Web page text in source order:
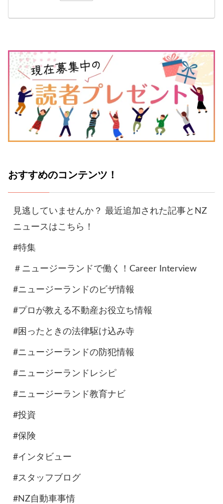
おすすめのコンテンツ！
見逃していませんか？ 最近追加された記事とNZ
ニュースはこちら！
#特集
＃ニュージーランドで働く！Career Interview
#ニュージーランドのビザ情報
#プロが教える不動産お役立ち情報
#困ったときの法律駆け込み寺
#ニュージーランドの防犯情報
#ニュージーランドレシピ
#ニュージーランド教育ナビ
#投資
#保険
#インタビュー
#スタッフブログ
#NZ自動車事情